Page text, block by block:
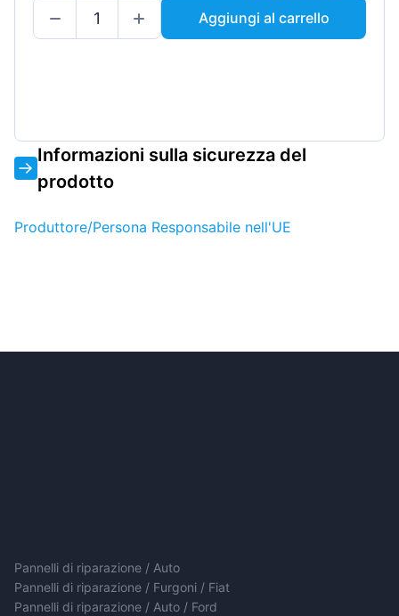
Aggiungi al carrello
Informazioni sulla sicurezza del
prodotto
Produttore/Persona Responsabile nell'UE
Pannelli di riparazione / Auto
Pannelli di riparazione / Furgoni / Fiat
Pannelli di riparazione / Auto / Ford